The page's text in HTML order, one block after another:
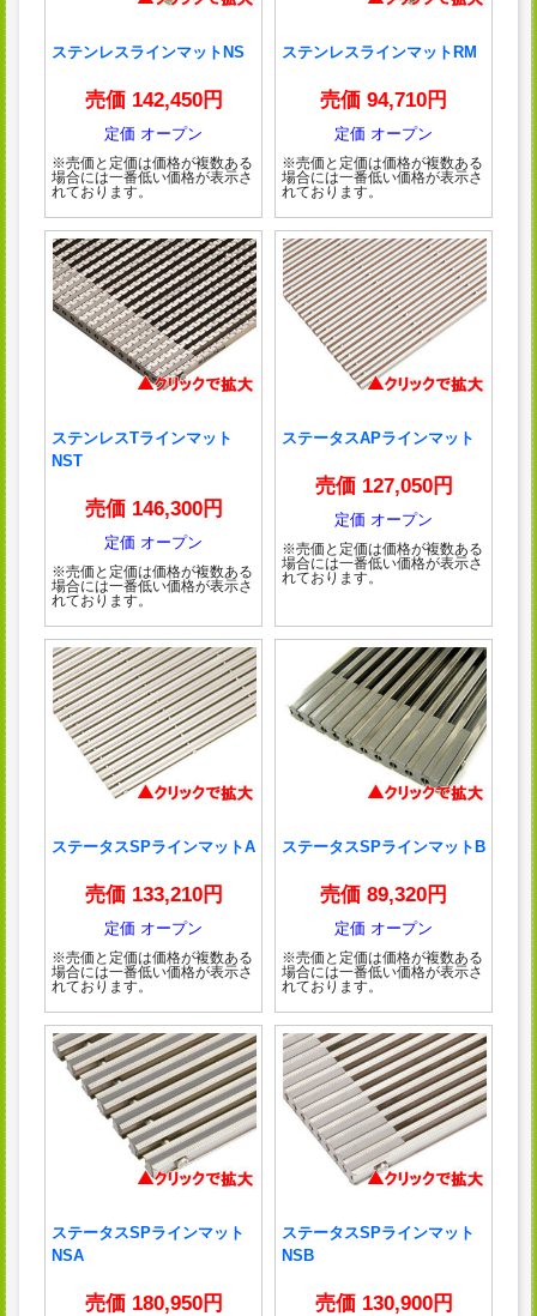
ステンレスラインマットNS
売価 142,450円
定価 オープン
※売価と定価は価格が複数ある
場合には一番低い価格が表示さ
れております。
ステンレスラインマットRM
売価 94,710円
定価 オープン
※売価と定価は価格が複数ある
場合には一番低い価格が表示さ
れております。
ステンレスTラインマット
NST
売価 146,300円
定価 オープン
※売価と定価は価格が複数ある
場合には一番低い価格が表示さ
れております。
ステータスAPラインマット
売価 127,050円
定価 オープン
※売価と定価は価格が複数ある
場合には一番低い価格が表示さ
れております。
ステータスSPラインマットA
売価 133,210円
定価 オープン
※売価と定価は価格が複数ある
場合には一番低い価格が表示さ
れております。
ステータスSPラインマットB
売価 89,320円
定価 オープン
※売価と定価は価格が複数ある
場合には一番低い価格が表示さ
れております。
ステータスSPラインマット
NSA
売価 180,950円
ステータスSPラインマット
NSB
売価 130,900円